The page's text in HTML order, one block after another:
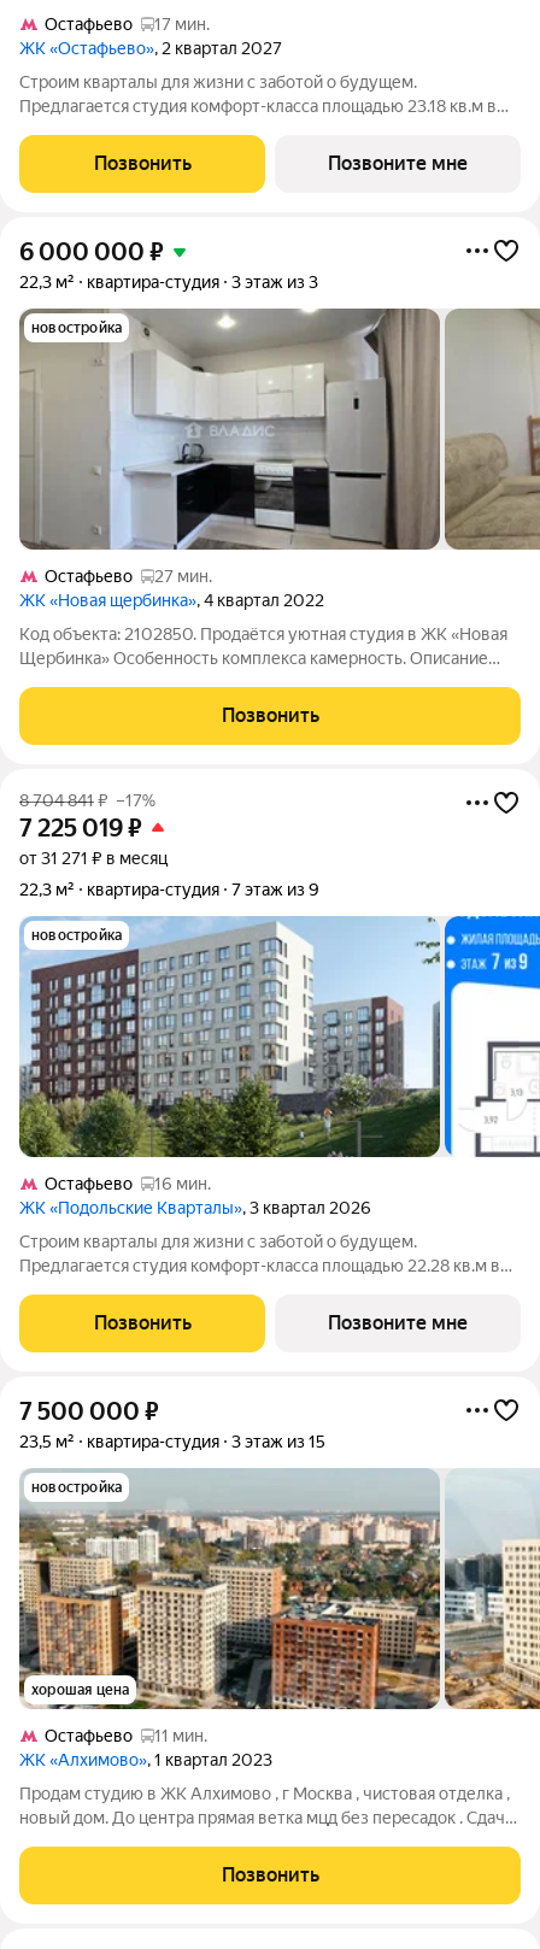
Остафьево
17 мин.
ЖК «Остафьево», 2 квартал 2027
Строим кварталы для жизни с заботой о будущем.
Предлагается студия комфорт-класса площадью 23.18 кв.м в
"Остафьево".Застройщик сдает квартиры с отделкой в
нескольких вариантах: предчистовая,
Позвонить Позвоните мне
6 000 000 ₽
22,3 м² квартира-студия 3 этаж из 3
новостройка
Остафьево
27 мин.
ЖК «Новая щербинка», 4 квартал 2022
Код объекта: 2102850. Продаётся уютная студия в ЖК «Новая
Щербинка» Особенность комплекса камерность. Описание
потолками; - кухня с плитой и холодильником; - совмещённый
санузел со стиральной
Позвонить
8 704 841₽ –17%
7 225 019₽
от 31 271 ₽ в месяц
22,3 м²
квартира-студия 7 этаж из 9
новостройка
Остафьево
16 мин.
ЖК «Подольские Кварталы», 3 квартал 2026
Строим кварталы для жизни с заботой о будущем.
Предлагается студия комфорт-класса площадью 22.28 кв.м в
комплексе "Подольские Кварталы".Застройщик сдает
квартиры с отделкой в нескольких вариантах:
Позвонить Позвоните мне
7 500 000 ₽
23,5 м² квартира-студия 3 этаж из 15
новостройка
хорошая цена
Остафьево
11 мин.
ЖК «Алхимово», 1 квартал 2023
Продам студию в ЖК Алхимово , г Москва , чистовая отделка ,
новый дом. До центра прямая ветка мцд без пересадок . Сдача
Позвонить